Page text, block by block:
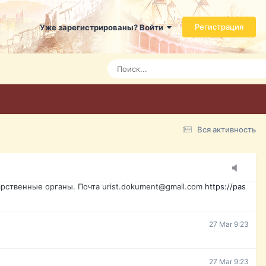
Уже зарегистрированы? Войти Регистрация
Вся активность
даже ребенок. Быстрое оформление договора с
Today 3:21
Today 3:24
Today 3:28
15 Mar 16:47
органы. Почта urist.dokument@gmail.com https://pas
27 Mar 9:23
27 Mar 9:23